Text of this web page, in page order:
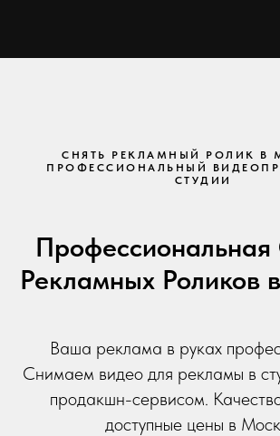
СНЯТЬ РЕКЛАМНЫЙ РОЛИК В
ПРОФЕССИОНАЛЬНЫЙ
СТУДИИ
Рекламных Роликов
Ваша реклама в руках
Снимаем видео для рекламы в
продакшн-сервисом.
доступные цены в